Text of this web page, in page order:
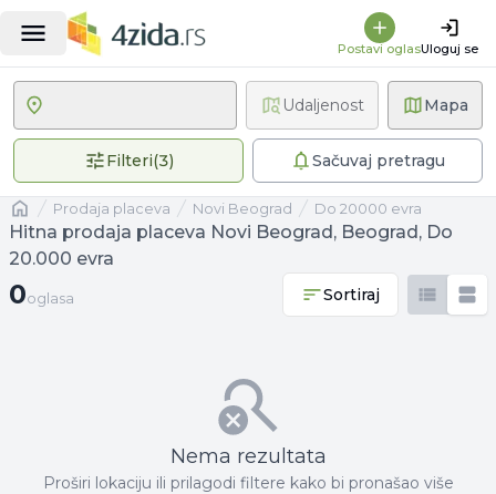
Postavi oglasUloguj se
Mapa
Filteri(3)3 primenjena filteraSačuvaj pretragu
Udaljenost
Naslovnaprodaja placeva Novi Beograd Do 20000 evra
Hitna prodaja placeva Novi Beograd, Beograd, Do
20.000 evra
0 oglasa
0oglasa Sortiraj
Nema rezultata
Proširi lokaciju ili prilagodi filtere kako bi pronašao više